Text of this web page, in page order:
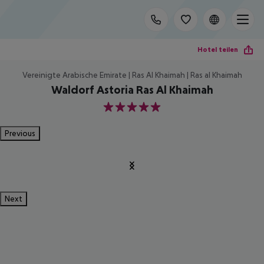
Hotel teilen
Vereinigte Arabische Emirate | Ras Al Khaimah | Ras al Khaimah
Waldorf Astoria Ras Al Khaimah
5
Previous
Next